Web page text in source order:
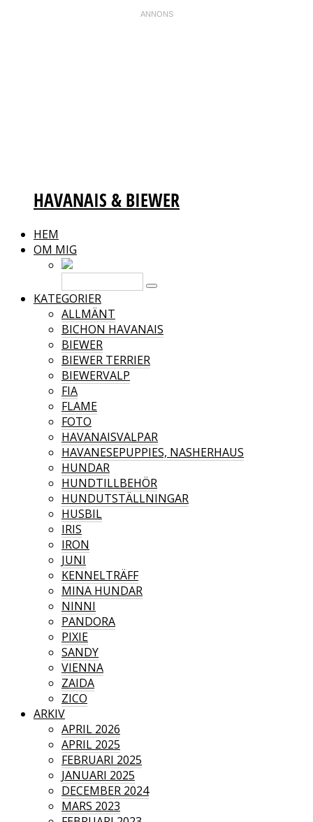
HAVANAIS & BIEWER
HEM
OM MIG
KATEGORIER
ALLMÄNT
BICHON HAVANAIS
BIEWER
BIEWER TERRIER
BIEWERVALP
FIA
FLAME
FOTO
HAVANAISVALPAR
HAVANESEPUPPIES, NASHERHAUS
HUNDAR
HUNDTILLBEHÖR
HUNDUTSTÄLLNINGAR
HUSBIL
IRIS
IRON
JUNI
KENNELTRÄFF
MINA HUNDAR
NINNI
PANDORA
PIXIE
SANDY
VIENNA
ZAIDA
ZICO
ARKIV
APRIL 2026
APRIL 2025
FEBRUARI 2025
JANUARI 2025
DECEMBER 2024
MARS 2023